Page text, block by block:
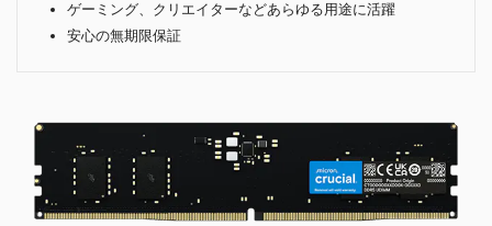
ゲーミング、クリエイターなどあらゆる用途に活躍
安心の無期限保証